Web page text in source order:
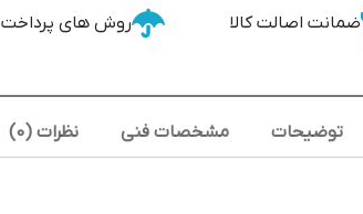
ضمانت اصالت کالا روش های پرداخت
توضیحات مشخصات فنی نظرات (0)